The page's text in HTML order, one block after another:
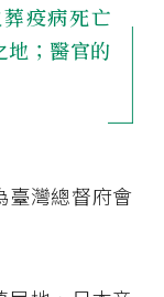
疫病死亡
地；醫官的
臺灣總督府會